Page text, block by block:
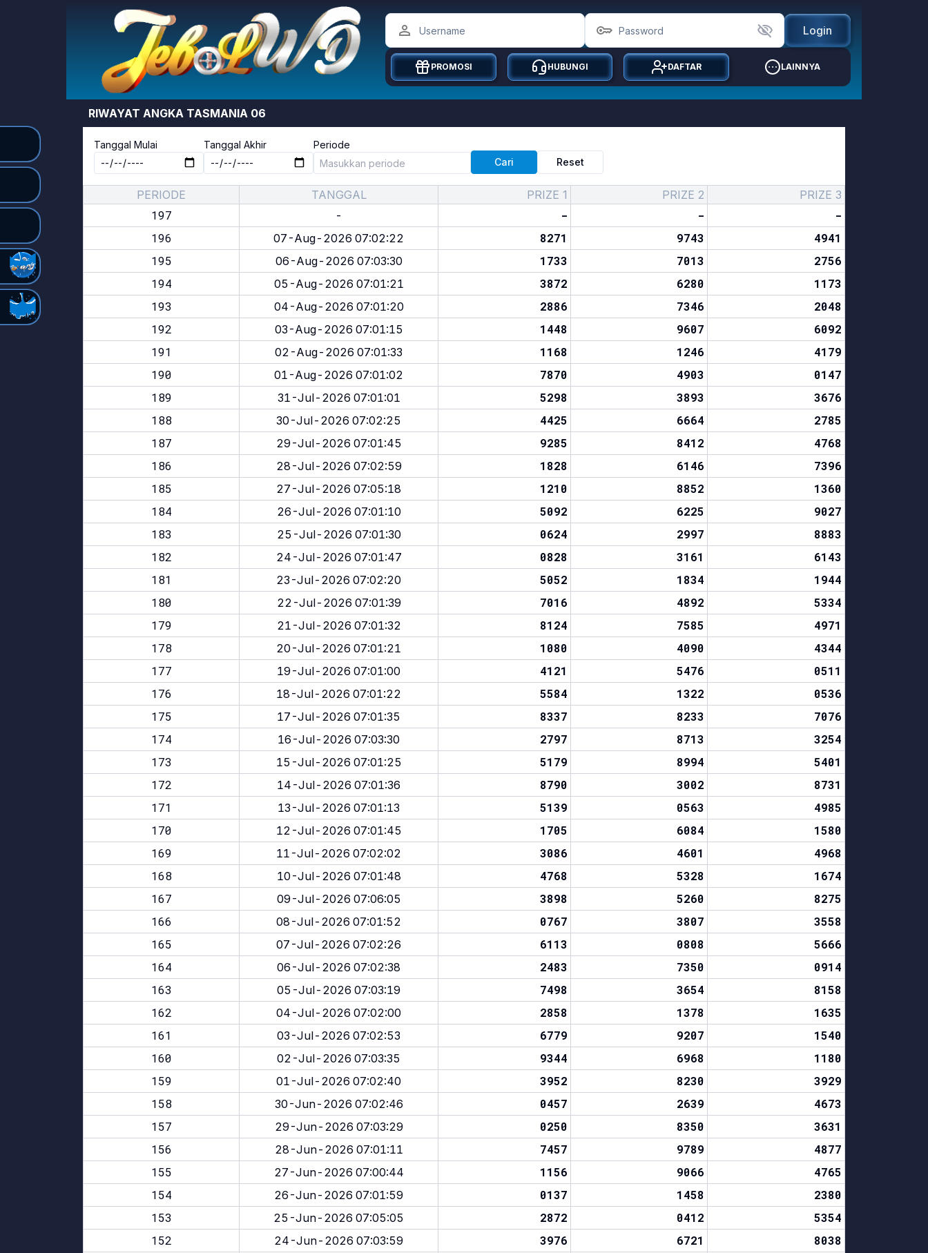
Login
PROMOSI HUBUNGI DAFTAR LAINNYA
RIWAYAT ANGKA TASMANIA 06
Tanggal Mulai Tanggal Akhir
Periode
Cari
Reset
PERIODE TANGGAL PRIZE 1 PRIZE 2 PRIZE 3
197 - - -
-
196
07-Aug-2026 07:02:22 8271 9743
4941
195
06-Aug-2026 07:03:30 1733 7013
2756
194
05-Aug-2026 07:01:21 3872 6280
1173
193
04-Aug-2026 07:01:20 2886 7346
2048
192
03-Aug-2026 07:01:15 1448 9607
6092
191
02-Aug-2026 07:01:33 1168 1246
4179
190
01-Aug-2026 07:01:02 7870 4903
0147
189
31-Jul-2026 07:01:01 5298 3893
3676
188
30-Jul-2026 07:02:25 4425 6664
2785
187
29-Jul-2026 07:01:45 9285 8412
4768
186
28-Jul-2026 07:02:59 1828 6146
7396
185
27-Jul-2026 07:05:18 1210 8852
1360
184
26-Jul-2026 07:01:10 5092 6225
9027
183
25-Jul-2026 07:01:30 0624 2997
8883
182
24-Jul-2026 07:01:47 0828 3161
6143
181
23-Jul-2026 07:02:20 5052 1834
1944
180
22-Jul-2026 07:01:39 7016 4892
5334
179
21-Jul-2026 07:01:32 8124 7585
4971
178
20-Jul-2026 07:01:21 1080 4090
4344
177
19-Jul-2026 07:01:00 4121 5476
0511
176
18-Jul-2026 07:01:22 5584 1322
0536
175
17-Jul-2026 07:01:35 8337 8233
7076
174
16-Jul-2026 07:03:30 2797 8713
3254
173
15-Jul-2026 07:01:25 5179 8994
5401
172
14-Jul-2026 07:01:36 8790 3002
8731
171
13-Jul-2026 07:01:13 5139 0563
4985
170
12-Jul-2026 07:01:45 1705 6084
1580
169
11-Jul-2026 07:02:02 3086 4601
4968
168
10-Jul-2026 07:01:48 4768 5328
1674
167
09-Jul-2026 07:06:05 3898 5260
8275
166
08-Jul-2026 07:01:52 0767 3807
3558
165
07-Jul-2026 07:02:26 6113 0808
5666
164
06-Jul-2026 07:02:38 2483 7350
0914
163
05-Jul-2026 07:03:19 7498 3654
8158
162
04-Jul-2026 07:02:00 2858 1378
1635
161
03-Jul-2026 07:02:53 6779 9207
1540
160
02-Jul-2026 07:03:35 9344 6968
1180
159
01-Jul-2026 07:02:40 3952 8230
3929
158
30-Jun-2026 07:02:46 0457 2639
4673
157
29-Jun-2026 07:03:29 0250 8350
3631
156
28-Jun-2026 07:01:11 7457 9789
4877
155
27-Jun-2026 07:00:44 1156 9066
4765
154
26-Jun-2026 07:01:59 0137 1458
2380
153
25-Jun-2026 07:05:05 2872 0412
5354
152
24-Jun-2026 07:03:59 3976 6721
8038